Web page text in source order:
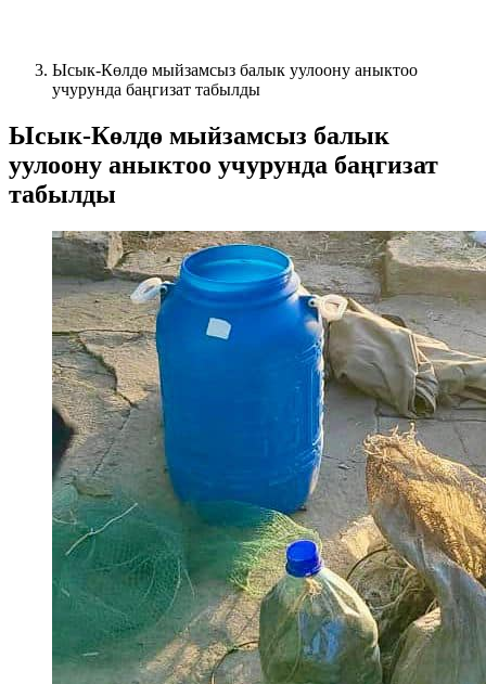
Ысык-Көлдө мыйзамсыз балык уулоону аныктоо
учурунда баңгизат табылды
Ысык-Көлдө мыйзамсыз балык
уулоону аныктоо учурунда баңгизат
табылды